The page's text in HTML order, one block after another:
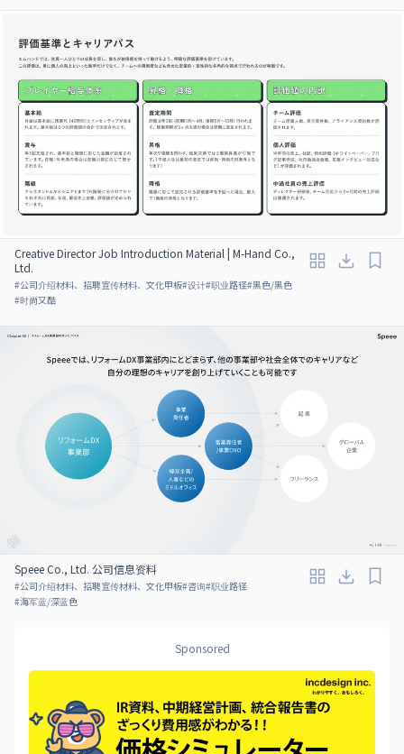
Creative Director Job Introduction Material | M-Hand Co.,
Ltd.
#公司介绍材料、招聘宣传材料、文化甲板#设计#职业路径#黑色/黑色
#时尚又酷
Speee Co., Ltd. 公司信息资料
#公司介绍材料、招聘宣传材料、文化甲板#咨询#职业路径
#海军蓝/深蓝色
Sponsored